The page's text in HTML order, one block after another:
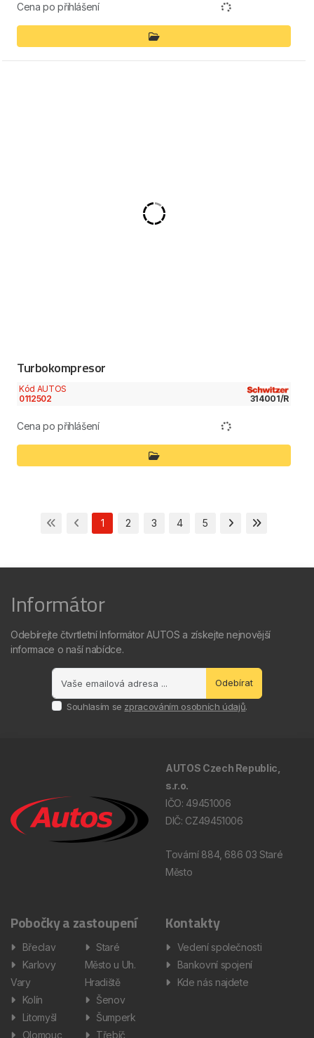
Cena po přihlášení
Turbokompresor
Kód AUTOS
0112502
314001/R
Cena po přihlášení
1 2 3 4 5
Informátor
Odebírejte čtvrtletní Informátor AUTOS a získejte nejnovější
informace o naší nabídce.
Odebírat
Souhlasím se zpracováním osobních údajů.
AUTOS Czech Republic,
s.r.o.
IČO: 49451006
DIČ: CZ49451006
Tovární 884, 686 03 Staré
Město
Pobočky a zastoupení
Břeclav
Karlovy
Vary
Kolín
Litomyšl
Olomouc
Staré
Město u Uh.
Hradiště
Šenov
Šumperk
Třebíč
Kontakty
Vedení společnosti
Bankovní spojení
Kde nás najdete